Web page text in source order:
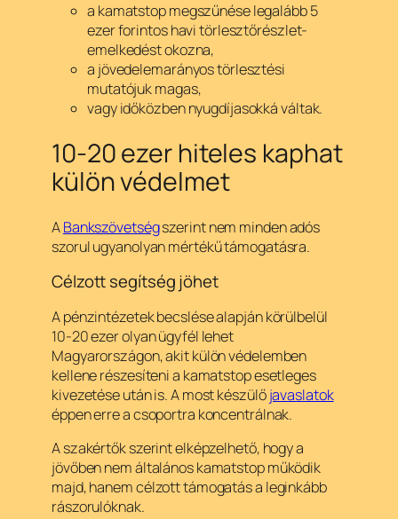
a kamatstop megszűnése legalább 5
ezer forintos havi törlesztőrészlet-
emelkedést okozna,
a jövedelemarányos törlesztési
mutatójuk magas,
vagy időközben nyugdíjasokká váltak.
10-20 ezer hiteles kaphat
külön védelmet
ABankszövetségszerint nem minden adós
szorul ugyanolyan mértékű támogatásra.
Célzott segítség jöhet
A pénzintézetek becslése alapján körülbelül
10-20 ezer olyan ügyfél lehet
Magyarországon, akit külön védelemben
kellene részesíteni a kamatstop esetleges
kivezetése után is. A most készülőjavaslatok
éppen erre a csoportra koncentrálnak.
A szakértők szerint elképzelhető, hogy a
jövőben nem általános kamatstop működik
majd, hanem célzott támogatás a leginkább
rászorulóknak.